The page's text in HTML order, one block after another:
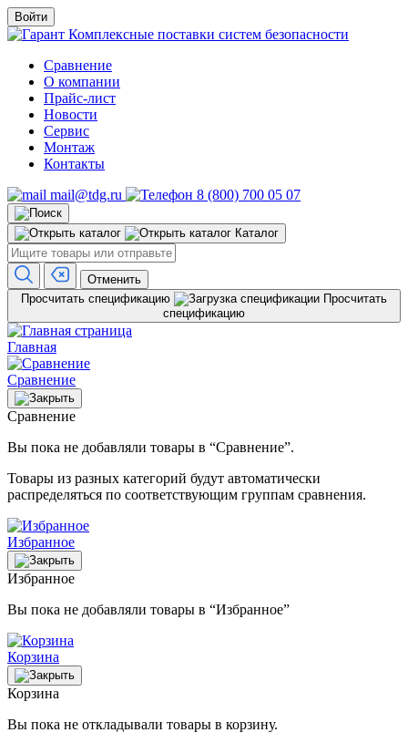
Войти
Комплексные поставки систем безопасности
Сравнение
О компании
Прайс-лист
Новости
Сервис
Монтаж
Контакты
mail@tdg.ru
8 (800) 700 05 07
Каталог
Отменить
Просчитать спецификацию
Просчитать
спецификацию
Главная
Сравнение
Сравнение
Вы пока не добавляли товары в “Сравнение”.
Товары из разных категорий будут автоматически
распределяться по соответствующим группам сравнения.
Избранное
Избранное
Вы пока не добавляли товары в “Избранное”
Корзина
Корзина
Вы пока не откладывали товары в корзину.